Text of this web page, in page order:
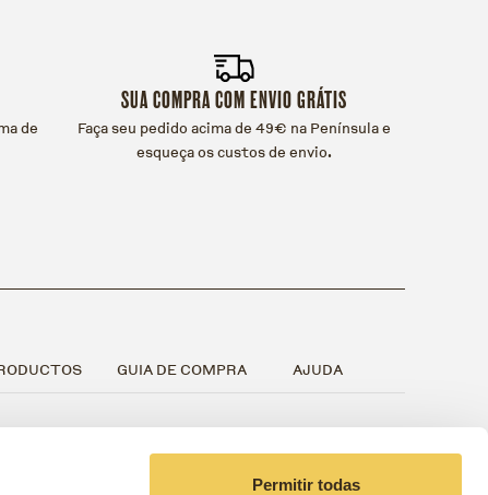
Permitir todas
de
SUA COMPRA COM ENVIO GRÁTIS
Faça seu pedido acima de 49€ na Península e
esqueça os custos de envio.
GUIA DE COMPRA
Termos e condições
AJUDA
FAQ